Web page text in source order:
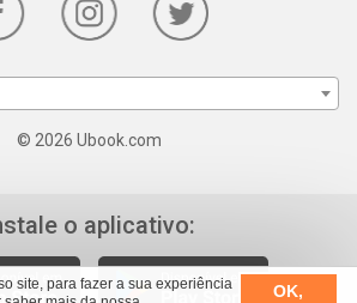
site, para fazer a sua experiência
OK,
© 2026 Ubook.com
o aplicativo: